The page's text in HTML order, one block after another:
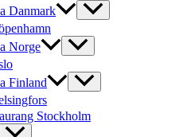
Danmark
Norge
Finland
Stockholm